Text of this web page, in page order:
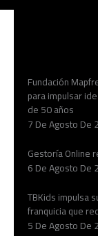
Fundación
para impulsar
de 50 años
7 De Agosto De
Gestoría Online
6 De Agosto De
TBKids impulsa
franquicia que
5 De Agosto De